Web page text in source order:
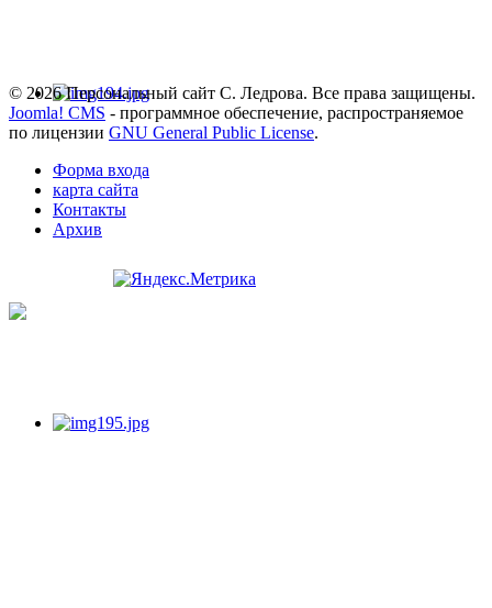
© 2026 Персональный сайт С. Ледрова. Все права защищены.
Joomla! CMS - программное обеспечение, распространяемое
по лицензии GNU General Public License.
Форма входа
карта сайта
Контакты
Архив